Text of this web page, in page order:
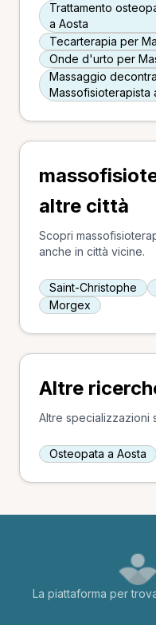
Trattamento
a Aosta
Tecarterapia per
Onde d'urto per
Massaggio
Massofisioterapista
altre città
Scopri
anche in città vicine.
Saint-Christophe
Morgex
Altre
Altre specializzazioni
Osteopata a Aosta
La piattaforma per